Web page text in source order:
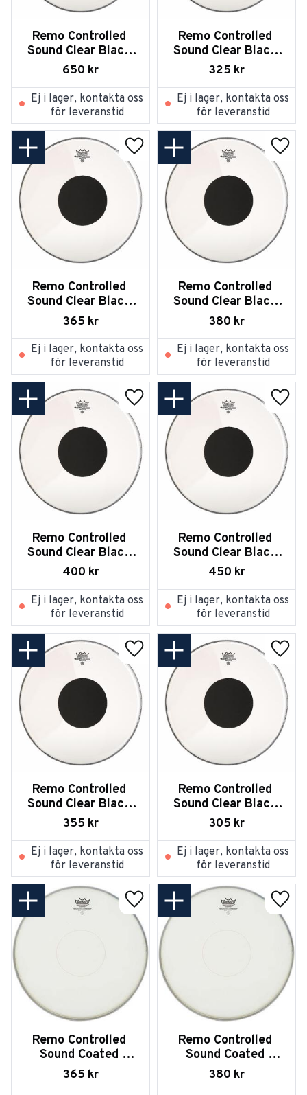
Remo Controlled
Sound Clear Black
Dot On Top 18
650 kr
Ej i lager, kontakta oss
för leveranstid
Remo Controlled
Sound Clear Black
Dot on Top 10
325 kr
Ej i lager, kontakta oss
för leveranstid
Remo Controlled
Sound Clear Black
Dot on Top 12
365 kr
Lägg till i favoriter
Ej i lager, kontakta oss
för leveranstid
Remo Controlled
Sound Clear Black
Dot on Top 13
380 kr
Ej i lager, kontakta oss
för leveranstid
Remo Controlled
Sound Clear Black
Dot on Top 14
400 kr
Lägg till i favoriter
Ej i lager, kontakta oss
för leveranstid
Remo Controlled
Sound Clear Black
Dot on Top 16
450 kr
Ej i lager, kontakta oss
för leveranstid
Remo Controlled
Sound Clear Black
Dot on Top 6
355 kr
Lägg till i favoriter
Ej i lager, kontakta oss
för leveranstid
Remo Controlled
Sound Clear Black
Dot on Top 8
305 kr
Ej i lager, kontakta oss
för leveranstid
Remo Controlled
Sound Coated
Black Dot on
365 kr
Lägg till i favoriter
Remo Controlled
Sound Coated
Black Dot on
380 kr